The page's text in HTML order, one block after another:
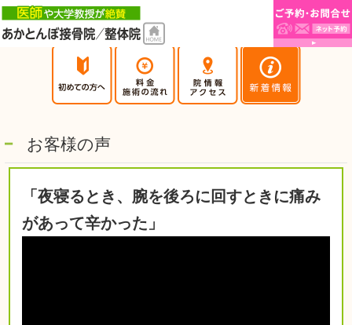
お客様の声
「夜寝るとき、腕を後ろに回すときに痛み
があって辛かった」